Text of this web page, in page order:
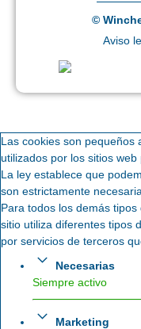
©
Aviso
Las cookies son pequeños
utilizados por los sitios
La ley establece que
son estrictamente
Para todos los demás
sitio utiliza diferentes tipos
por servicios de terceros
Necesarias
Siempre activo
Marketing